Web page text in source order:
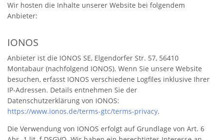
Wir hosten die Inhalte unserer Website bei folgendem
Anbieter:
IONOS
Anbieter ist die IONOS SE, Elgendorfer Str. 57, 56410
Montabaur (nachfolgend IONOS). Wenn Sie unsere Website
besuchen, erfasst IONOS verschiedene Logfiles inklusive Ihrer
IP-Adressen. Details entnehmen Sie der
Datenschutzerklärung von IONOS:
https://www.ionos.de/terms-gtc/terms-privacy.
Die Verwendung von IONOS erfolgt auf Grundlage von Art. 6